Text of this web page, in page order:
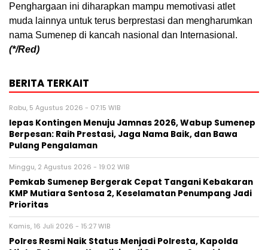
Penghargaan ini diharapkan mampu memotivasi atlet
muda lainnya untuk terus berprestasi dan mengharumkan
nama Sumenep di kancah nasional dan Internasional.
(*/Red)
BERITA TERKAIT
Rabu, 5 Agustus 2026 - 07:15 WIB
lepas Kontingen Menuju Jamnas 2026, Wabup Sumenep
Berpesan: Raih Prestasi, Jaga Nama Baik, dan Bawa
Pulang Pengalaman
Minggu, 2 Agustus 2026 - 19:02 WIB
Pemkab Sumenep Bergerak Cepat Tangani Kebakaran
KMP Mutiara Sentosa 2, Keselamatan Penumpang Jadi
Prioritas
Kamis, 16 Juli 2026 - 15:27 WIB
Polres Resmi Naik Status Menjadi Polresta, Kapolda